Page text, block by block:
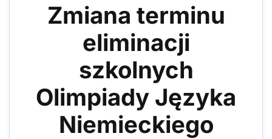
Zmiana terminu
eliminacji
szkolnych
Olimpiady Języka
Niemieckiego